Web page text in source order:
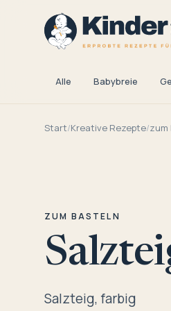
Alle Babybreie
Start/Kreative Rezepte/zum
ZUM BASTELN
Salzteig, farbig